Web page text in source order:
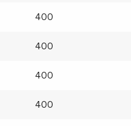
400
400
400
400